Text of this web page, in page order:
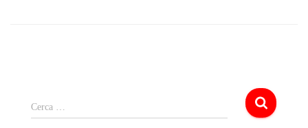
C
e
Cerca …